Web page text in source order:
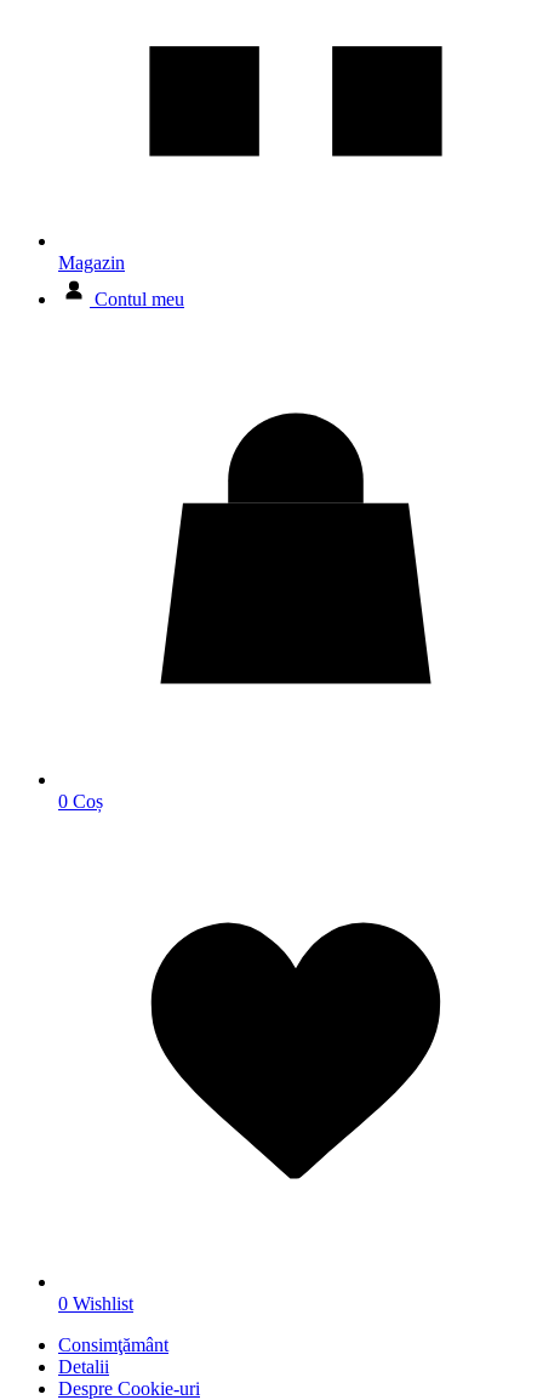
Magazin
Contul meu
0 Coș
0 Wishlist
Consimţământ
Detalii
Despre Cookie-uri